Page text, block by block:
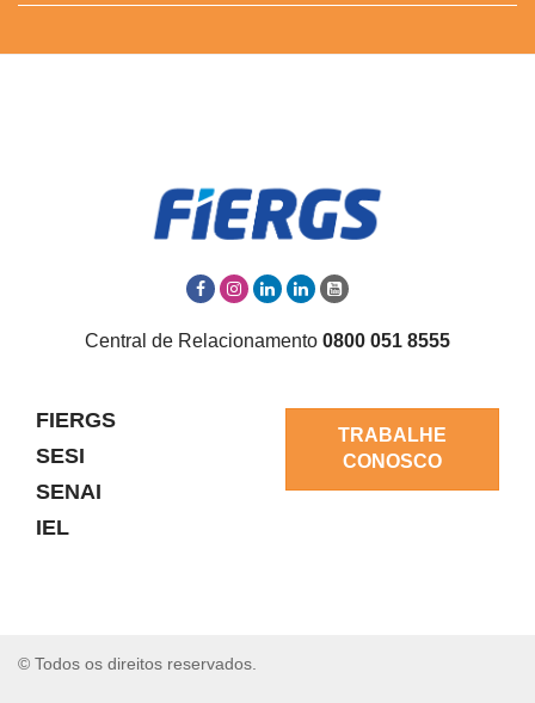
Central de Relacionamento 0800 051 8555
FIERGS
SESI
SENAI
IEL
TRABALHE
CONOSCO
© Todos os direitos reservados.